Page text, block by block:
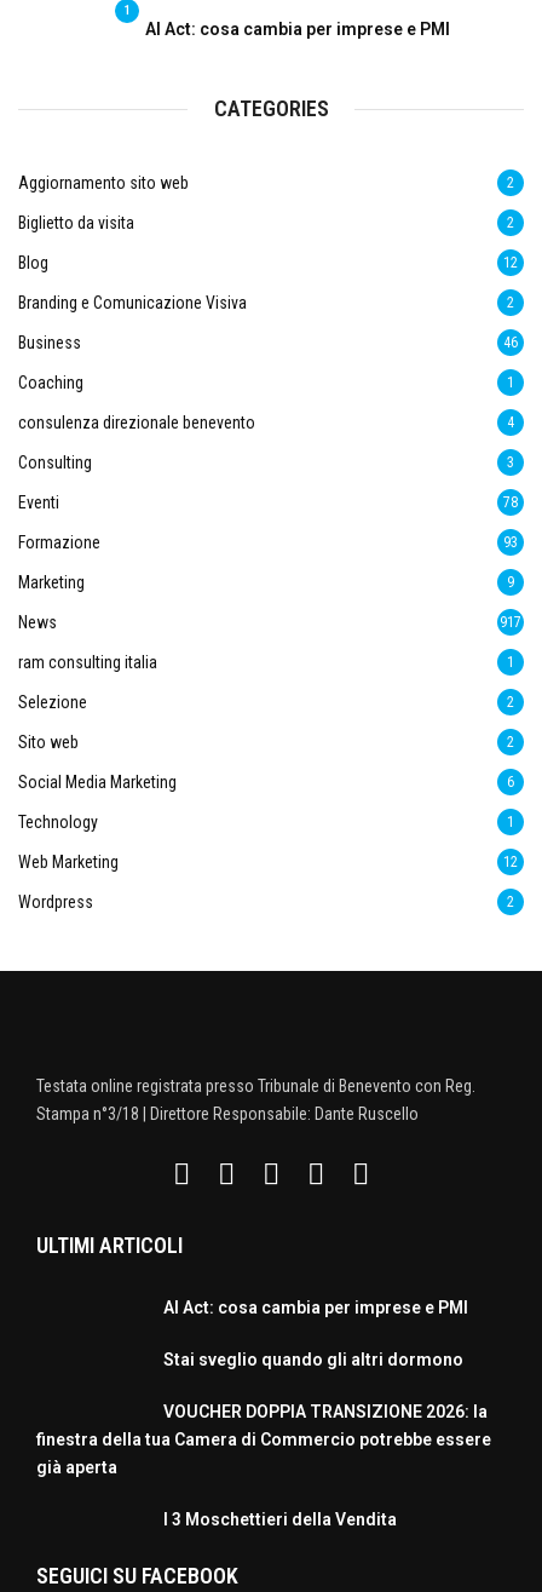
1
AI Act: cosa cambia per imprese e PMI
CATEGORIES
Aggiornamento sito web 2
Biglietto da visita 2
Blog 12
Branding e Comunicazione Visiva 2
Business 46
Coaching 1
consulenza direzionale benevento 4
Consulting 3
Eventi 78
Formazione 93
Marketing 9
News 917
ram consulting italia 1
Selezione 2
Sito web 2
Social Media Marketing 6
Technology 1
Web Marketing 12
Wordpress 2
Testata online registrata presso Tribunale di Benevento con Reg.
Stampa n°3/18 | Direttore Responsabile: Dante Ruscello
ULTIMI ARTICOLI
AI Act: cosa cambia per imprese e PMI
Stai sveglio quando gli altri dormono
VOUCHER DOPPIA TRANSIZIONE 2026: la
finestra della tua Camera di Commercio potrebbe essere
già aperta
I 3 Moschettieri della Vendita
SEGUICI SU FACEBOOK